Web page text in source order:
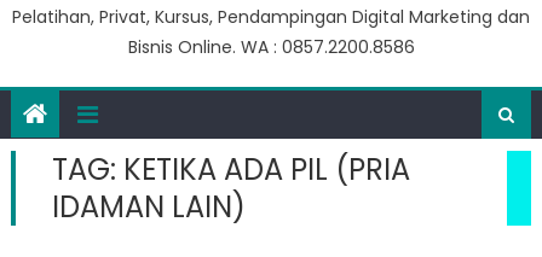
Pelatihan, Privat, Kursus, Pendampingan Digital Marketing dan
Bisnis Online. WA : 0857.2200.8586
TAG: KETIKA ADA PIL (PRIA
IDAMAN LAIN)